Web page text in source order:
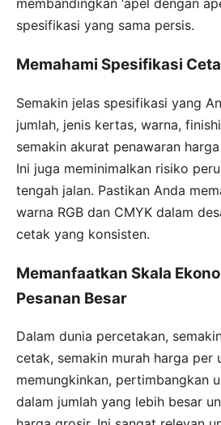
membandingkan ‘apel dengan
spesifikasi yang sama persis.
Memahami Spesifikasi
Semakin jelas spesifikasi yang
jumlah, jenis kertas, warna,
semakin akurat penawaran
Ini juga meminimalkan risiko
tengah jalan. Pastikan Anda
warna RGB dan CMYK dalam
cetak yang konsisten.
Memanfaatkan Skala
Pesanan Besar
Dalam dunia percetakan,
cetak, semakin murah harga per
memungkinkan, pertimbangkan
dalam jumlah yang lebih besar